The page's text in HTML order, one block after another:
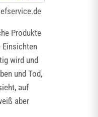
Produkte
wird und
und Tod,
auf
aber